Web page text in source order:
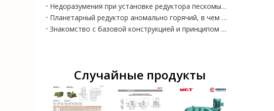
Недоразумения при установке редуктора пескомывальной машины, соосное отклонение и резкий стук прямо сокращают срок службы вдвое.
Планетарный редуктор аномально горячий, в чем причина?
Знакомство с базовой конструкцией и принципом работы червячного редуктора.
Случайные продукты